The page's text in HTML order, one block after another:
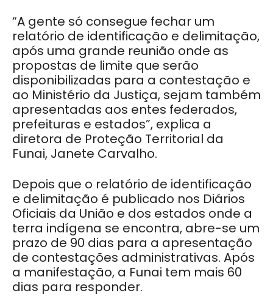
“A gente só consegue fechar um
relatório de identificação e delimitação,
após uma grande reunião onde as
propostas de limite que serão
disponibilizadas para a contestação e
ao Ministério da Justiça, sejam também
apresentadas aos entes federados,
prefeituras e estados”, explica a
diretora de Proteção Territorial da
Funai, Janete Carvalho.
Depois que o relatório de identificação
e delimitação é publicado nos Diários
Oficiais da União e dos estados onde a
terra indígena se encontra, abre-se um
prazo de 90 dias para a apresentação
de contestações administrativas. Após
a manifestação, a Funai tem mais 60
dias para responder.